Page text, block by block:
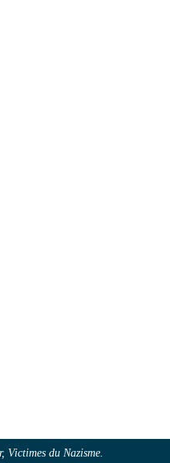
Victimes du Nazisme.